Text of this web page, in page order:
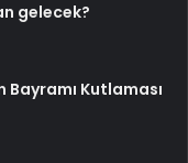
gelecek?
Bayramı Kutlaması